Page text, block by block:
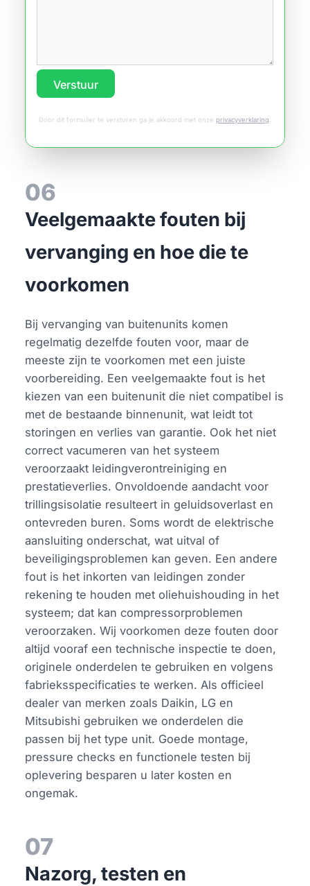
Verstuur
Door dit formulier te versturen ga je akkoord met onze privacyverklaring
06
Veelgemaakte fouten bij
vervanging en hoe die te
voorkomen
Bij vervanging van buitenunits komen
regelmatig dezelfde fouten voor, maar de
meeste zijn te voorkomen met een juiste
voorbereiding. Een veelgemaakte fout is het
kiezen van een buitenunit die niet compatibel is
met de bestaande binnenunit, wat leidt tot
storingen en verlies van garantie. Ook het niet
correct vacumeren van het systeem
veroorzaakt leidingverontreiniging en
prestatieverlies. Onvoldoende aandacht voor
trillingsisolatie resulteert in geluidsoverlast en
ontevreden buren. Soms wordt de elektrische
aansluiting onderschat, wat uitval of
beveiligingsproblemen kan geven. Een andere
fout is het inkorten van leidingen zonder
rekening te houden met oliehuishouding in het
systeem; dat kan compressorproblemen
veroorzaken. Wij voorkomen deze fouten door
altijd vooraf een technische inspectie te doen,
originele onderdelen te gebruiken en volgens
fabrieksspecificaties te werken. Als officieel
dealer van merken zoals Daikin, LG en
Mitsubishi gebruiken we onderdelen die
passen bij het type unit. Goede montage,
pressure checks en functionele testen bij
oplevering besparen u later kosten en
ongemak.
07
Nazorg, testen en